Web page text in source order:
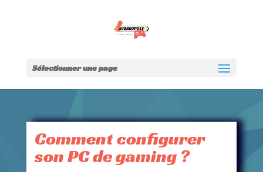
Sélectionner une page
Comment configurer
son PC de gaming ?